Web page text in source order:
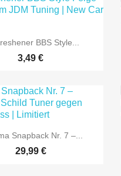
 Vorschau
BBS Style...
3,49 €
 Vorschau
Snapback Nr. 7 –...
29,99 €